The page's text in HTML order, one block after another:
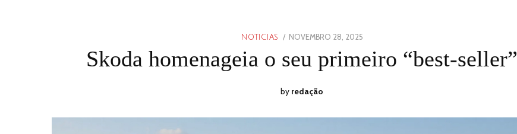
NOTICIAS
POSTED
NOVEMBRO 28, 2025
28,
2025
Skoda homenageia o seu primeiro “best-seller”
by redação